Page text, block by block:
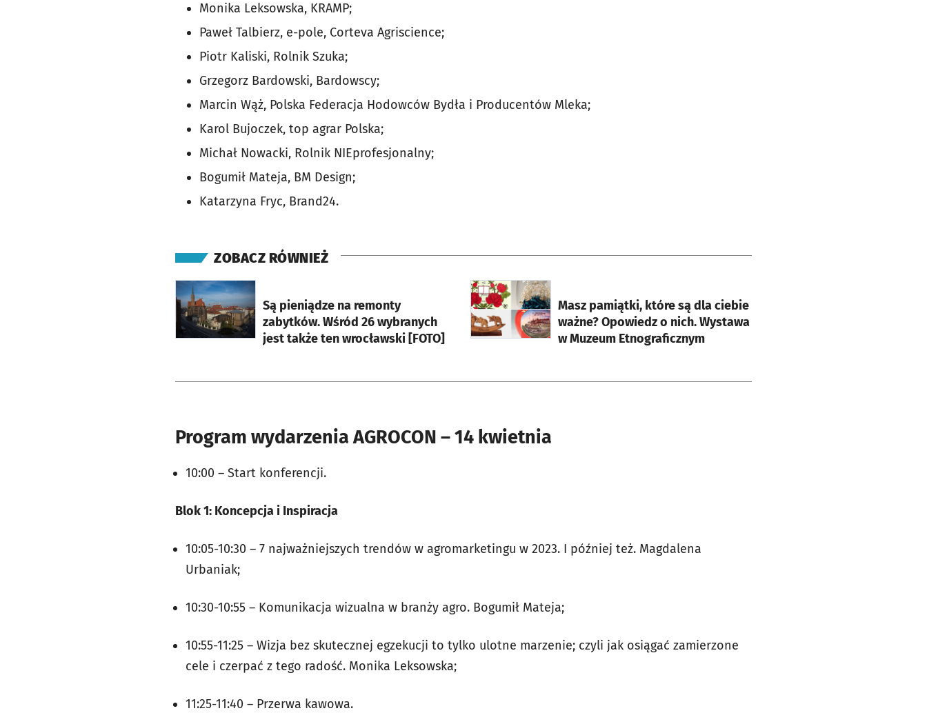
Monika Leksowska, KRAMP;
Paweł Talbierz, e-pole, Corteva Agriscience;
Piotr Kaliski, Rolnik Szuka;
Grzegorz Bardowski, Bardowscy;
Marcin Wąż, Polska Federacja Hodowców Bydła i Producentów Mleka;
Karol Bujoczek, top agrar Polska;
Michał Nowacki, Rolnik NIEprofesjonalny;
Bogumił Mateja, BM Design;
Katarzyna Fryc, Brand24.
ZOBACZ RÓWNIEŻ
Są pieniądze na remonty
zabytków. Wśród 26 wybranych
jest także ten wrocławski [FOTO]
otworzy się w nowej karcie
Masz pamiątki, które są dla ciebie
ważne? Opowiedz o nich. Wystawa
w Muzeum Etnograficznym
otworzy się w nowej karcie
Program wydarzenia AGROCON – 14 kwietnia
10:00 – Start konferencji.
Blok 1: Koncepcja i Inspiracja
10:05-10:30 – 7 najważniejszych trendów w agromarketingu w 2023. I później też. Magdalena
Urbaniak;
10:30-10:55 – Komunikacja wizualna w branży agro. Bogumił Mateja;
10:55-11:25 – Wizja bez skutecznej egzekucji to tylko ulotne marzenie; czyli jak osiągać zamierzone
cele i czerpać z tego radość. Monika Leksowska;
11:25-11:40 – Przerwa kawowa.